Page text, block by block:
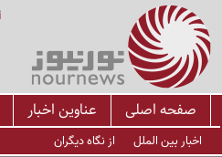
صفحه اصلی عناوین اخبار
اخبار بین الملل از نگاه دیگران